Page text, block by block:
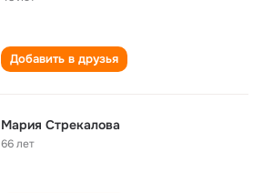
Добавить в друзья
Мария Стрекалова
66 лет